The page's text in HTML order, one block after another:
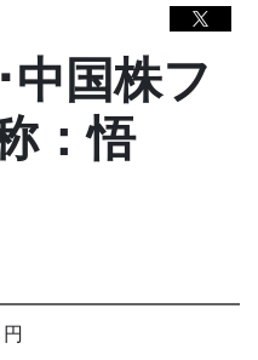
国株フ
：悟
円